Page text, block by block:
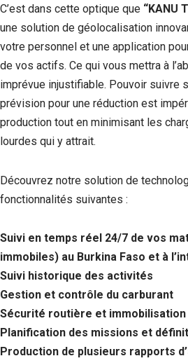
C’est dans cette optique que “KANU
une solution de géolocalisation
votre personnel et une application
de vos actifs. Ce qui vous mettra à
imprévue injustifiable. Pouvoir suivre
prévision pour une réduction est
production tout en minimisant les
lourdes qui y attrait.
Découvrez notre solution de
fonctionnalités suivantes :
Suivi en temps réel 24/7 de vos
immobiles) au Burkina Faso et à
Suivi historique des activités
Gestion et contrôle du carburant
Sécurité routière et immobilisation
Planification des missions et
Production de plusieurs rapports